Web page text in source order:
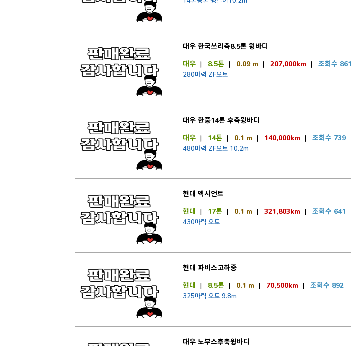
대우 한국쓰리축8.5톤 윙바디
대우| 8.5톤| 0.09 m| 207,000km| 조회수 861
280마력 ZF오토
대우 한중14톤 후축윙바디
대우| 14톤| 0.1 m| 140,000km| 조회수 739
480마력 ZF오토 10.2m
현대 엑시언트
현대 | 17톤| 0.1 m| 321,803km| 조회수 641
430마력 오토
현대 파비스고하중
현대 | 8.5톤| 0.1 m| 70,500km| 조회수 892
325마력 오토 9.8m
대우 노부스후축윙바디